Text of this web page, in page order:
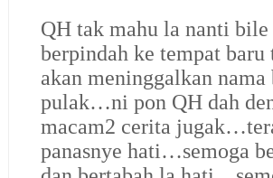
QH tak mahu la nanti bile
berpindah ke tempat
akan meninggalkan nama
pulak…ni pon QH dah
macam2 cerita
panasnye hati…semoga